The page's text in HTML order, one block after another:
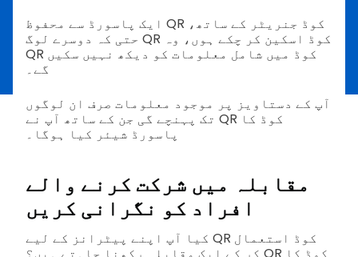
ایک پاسورڈ سے محفوظ QR کوڈ جنریٹر کے ساتھ،
حتی کہ دوسرے لوگ QR کوڈ اسکین کر چکے ہوں، وہ
QR کوڈ میں شامل معلومات کو دیکھ نہیں سکیں
گے۔
آپ کے دستاویز پر موجود معلومات صرف ان لوگوں
تک پہنچے گی جن کے ساتھ آپ نے QR کوڈ کا
پاسورڈ شیئر کیا ہوگا۔
مقابلہ میں شرکت کرنے والے
افراد کو نگرانی کریں
کیا آپ اپنے پیٹرانز کے لیے QR کوڈ استعمال
کر کے ایک مقابلہ رکھنا چاہتے ہیں؟ QR کوڈ کا